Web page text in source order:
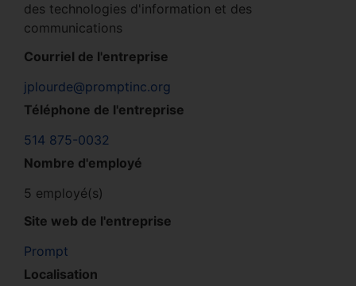
des technologies d'information et des
communications
Courriel de l'entreprise
jplourde@promptinc.org
Téléphone de l'entreprise
514 875-0032
Nombre d'employé
5 employé(s)
Site web de l'entreprise
Prompt
Localisation